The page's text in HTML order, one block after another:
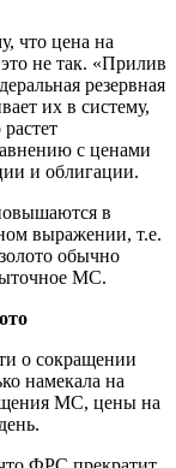
что цена на
не так. «Прилив
резервная
их в систему,
с ценами
и облигации.
в
выражении, т.е.
обычно
МС.
о сокращении
намекала на
МС, цены на